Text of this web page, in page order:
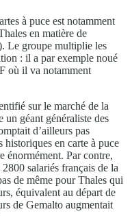
à puce est notamment
en matière de
Le groupe multiplie les
: il a par exemple noué
où il va notamment
sur le marché de la
géant généraliste des
d’ailleurs pas
historiques en carte à puce
énormément. Par contre,
salariés français de la
de même pour Thales qui
équivalent au départ de
de Gemalto augmentait